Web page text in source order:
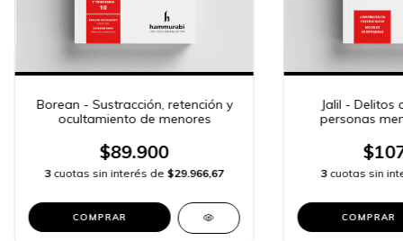
Borean - Sustracción, retención y
ocultamiento de menores
$89.900
3 cuotas sin interés de $29.966,67
COMPRAR
Jalil - Delitos
personas
3 cuotas sin
COMPRAR